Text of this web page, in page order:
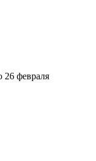
26 февраля